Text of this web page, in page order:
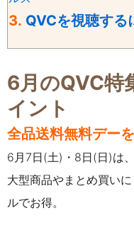
3. QVCを視聴する
6月のQVC特
イント
全品送料無料デー
6月7日(土)・8日(日)は
大型商品やまとめ買い
ルでお得。